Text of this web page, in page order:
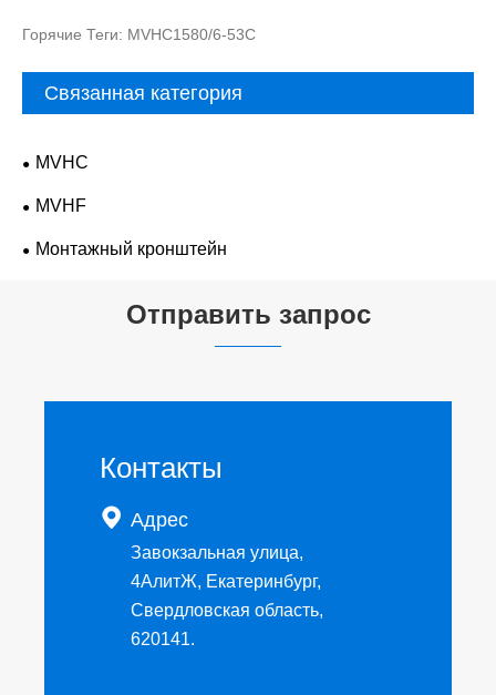
Горячие Теги: MVHC1580/6-53C
Связанная категория
MVHC
MVHF
Монтажный кронштейн
Отправить запрос
Контакты
 Адрес
Завокзальная улица,
4АлитЖ, Екатеринбург,
Свердловская область,
620141.